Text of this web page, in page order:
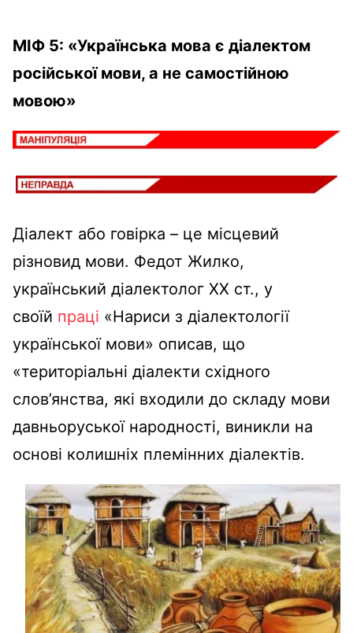
МІФ 5: «Українська мова є діалектом
російської мови, а не самостійною
мовою»
Діалект або говірка – це місцевий
різновид мови. Федот Жилко,
український діалектолог XX ст., у
своїй праці «Нариси з діалектології
української мови» описав, що
«територіальні діалекти східного
слов’янства, які входили до складу мови
давньоруської народності, виникли на
основі колишніх племінних діалектів.